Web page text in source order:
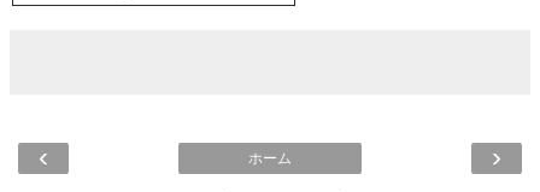
‹ ›
ホーム